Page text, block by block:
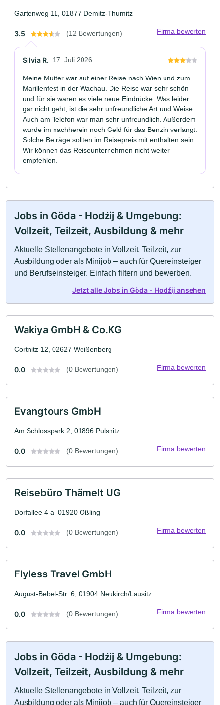
Gartenweg 11, 01877 Demitz-Thumitz
3.5 (12 Bewertungen) Firma bewerten
Silvia R. 17. Juli 2026
Meine Mutter war auf einer Reise nach Wien und zum
Marillenfest in der Wachau. Die Reise war sehr schön
und für sie waren es viele neue Eindrücke. Was leider
gar nicht geht, ist die sehr unfreundliche Art und Weise.
Auch am Telefon war man sehr unfreundlich. Außerdem
wurde im nachherein noch Geld für das Benzin verlangt.
Solche Beträge sollten im Reisepreis mit enthalten sein.
Wir können das Reiseunternehmen nicht weiter
empfehlen.
Jobs in Göda - Hodźij & Umgebung:
Vollzeit, Teilzeit, Ausbildung & mehr
Aktuelle Stellenangebote in Vollzeit, Teilzeit, zur
Ausbildung oder als Minijob – auch für Quereinsteiger
und Berufseinsteiger. Einfach filtern und bewerben.
Jetzt alle Jobs in Göda - Hodźij ansehen
Wakiya GmbH & Co.KG
Cortnitz 12, 02627 Weißenberg
0.0 (0 Bewertungen) Firma bewerten
Evangtours GmbH
Am Schlosspark 2, 01896 Pulsnitz
0.0 (0 Bewertungen) Firma bewerten
Reisebüro Thämelt UG
Dorfallee 4 a, 01920 Oßling
0.0 (0 Bewertungen) Firma bewerten
Flyless Travel GmbH
August-Bebel-Str. 6, 01904 Neukirch/Lausitz
0.0 (0 Bewertungen) Firma bewerten
Jobs in Göda - Hodźij & Umgebung:
Vollzeit, Teilzeit, Ausbildung & mehr
Aktuelle Stellenangebote in Vollzeit, Teilzeit, zur
Ausbildung oder als Minijob – auch für Quereinsteiger